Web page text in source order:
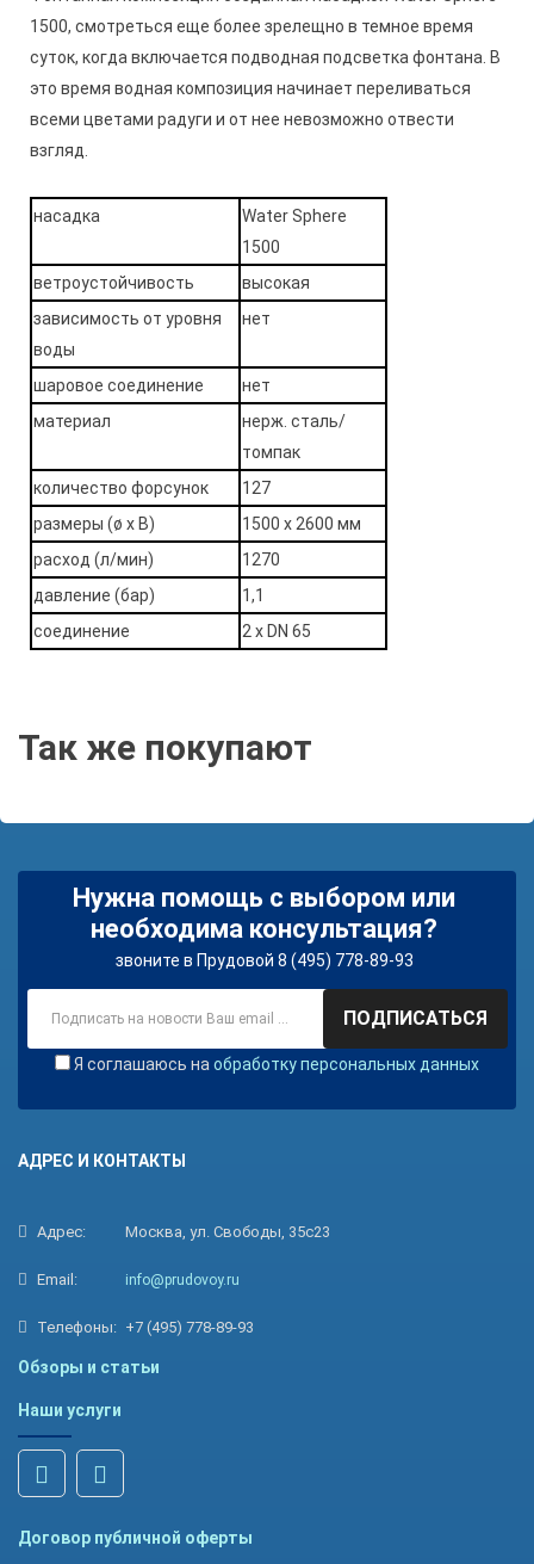
1500, смотреться еще более зрелещно в темное время
суток, когда включается подводная подсветка фонтана. В
это время водная композиция начинает переливаться
всеми цветами радуги и от нее невозможно отвести
взгляд.
насадка
Water Sphere
1500
ветроустойчивость
высокая
зависимость от уровня
воды
нет
шаровое соединение
нет
материал
нерж. сталь/
томпак
количество форсунок
127
размеры (ø x В)
1500 x 2600 мм
расход (л/мин)
1270
давление (бар)
1,1
соединение
2 х DN 65
Так же покупают
Нужна помощь с выбором или
необходима консультация?
звоните в Прудовой 8 (495) 778-89-93
ПОДПИСАТЬСЯ
Я соглашаюсь на обработку персональных данных
АДРЕС И КОНТАКТЫ
Адрес: Москва, ул. Свободы, 35с23
Email: info@prudovoy.ru
Телефоны: +7 (495) 778-89-93
Обзоры и статьи
Наши услуги
Договор публичной оферты